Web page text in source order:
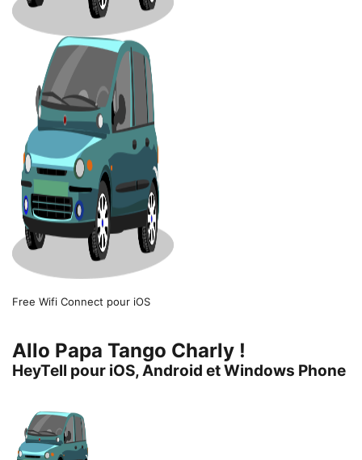
Free Wifi Connect pour iOS
Allo Papa Tango Charly !
HeyTell pour iOS, Android et Windows Phone